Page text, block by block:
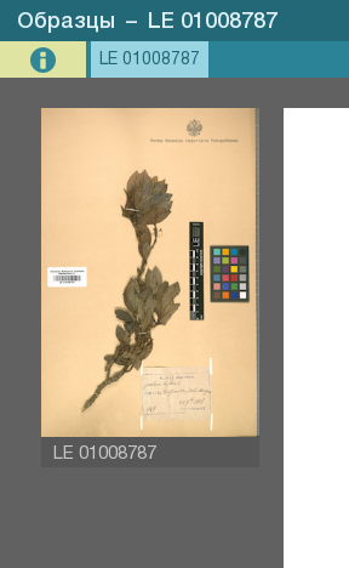
Образцы – LE 01008787
LE 01008787
LE 01008787